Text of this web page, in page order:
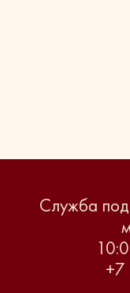
Служба
+7